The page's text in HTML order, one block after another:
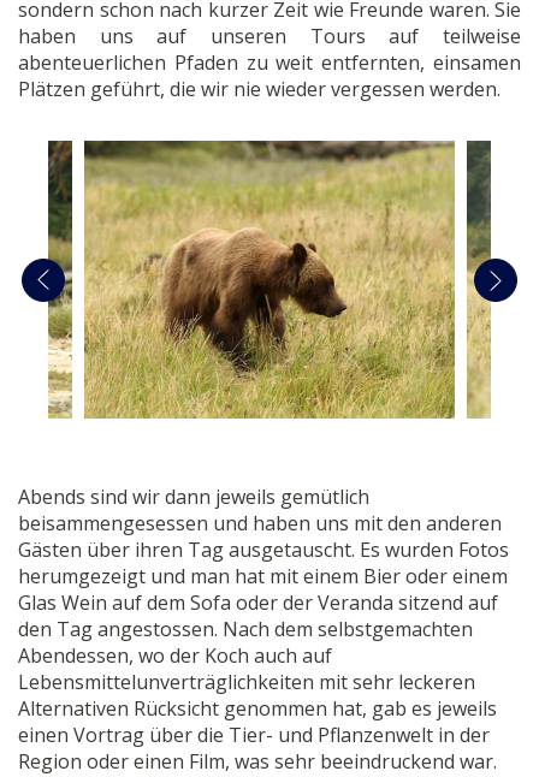
sondern schon nach kurzer Zeit wie Freunde waren. Sie
haben uns auf unseren Tours auf teilweise
abenteuerlichen Pfaden zu weit entfernten, einsamen
Plätzen geführt, die wir nie wieder vergessen werden.
Abends sind wir dann jeweils gemütlich
beisammengesessen und haben uns mit den anderen
Gästen über ihren Tag ausgetauscht. Es wurden Fotos
herumgezeigt und man hat mit einem Bier oder einem
Glas Wein auf dem Sofa oder der Veranda sitzend auf
den Tag angestossen. Nach dem selbstgemachten
Abendessen, wo der Koch auch auf
Lebensmittelunverträglichkeiten mit sehr leckeren
Alternativen Rücksicht genommen hat, gab es jeweils
einen Vortrag über die Tier- und Pflanzenwelt in der
Region oder einen Film, was sehr beeindruckend war.